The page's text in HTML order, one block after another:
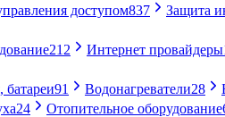
доступом837 Защита
212 Интернет провайдеры
батареи91 Водонагреватели28
24 Отопительное оборудование